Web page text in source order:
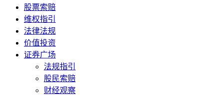
股票索赔
维权指引
法律法规
价值投资
证券广场
法规指引
股民索赔
财经观察